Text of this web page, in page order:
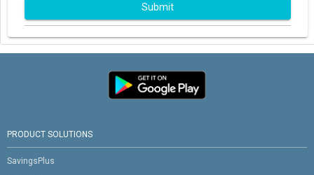
Submit
PRODUCT SOLUTIONS
SavingsPlus